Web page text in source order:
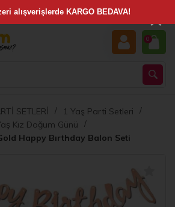
0
SETLERİ
1 Yaş Parti Setleri
Kız Doğum Günü
Happy Bırthday Balon Seti
×